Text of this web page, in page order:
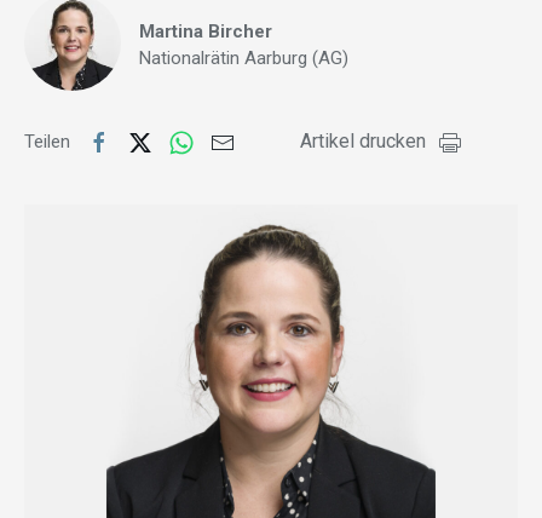
Martina Bircher
Nationalrätin Aarburg (AG)
Teilen Artikel drucken